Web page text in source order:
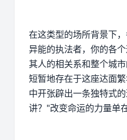
在这类型的场所背景下
异能的执法者，你的各
其人的相关系和整个城
短暂地存在于这座达面
中开张辟出一条独特式
讲？"改变命运的力量单